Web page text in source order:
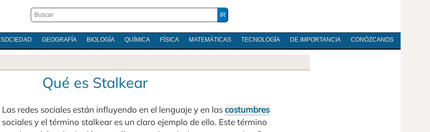
SOCIEDAD GEOGRAFÍA BIOLOGÍA QUÍMICA FÍSICA MATEMÁTICAS TECNOLOGÍA DE IMPORTANCIA CONÓZCANOS
Qué es Stalkear
Las redes sociales están influyendo en el lenguaje y en lascostumbres
sociales y el término stalkear es un claro ejemplo de ello. Este término